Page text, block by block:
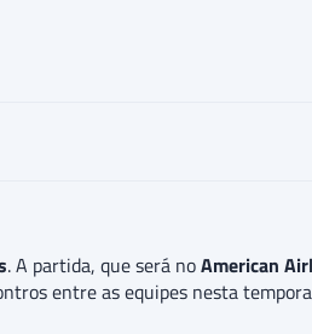
. A partida, que será noAmerican
entre as equipes nesta